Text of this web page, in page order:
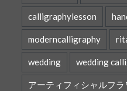
calligraphylesson
moderncalligraphy
wedding wedding
アーティフィシャルフラ